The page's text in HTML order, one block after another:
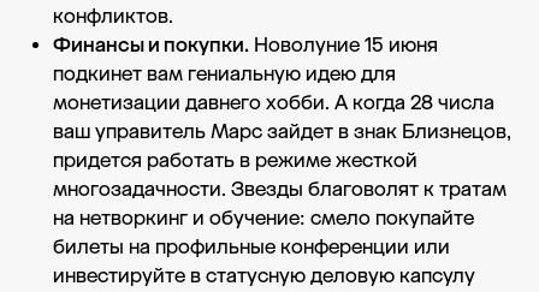
конфликтов.
Финансы и покупки. Новолуние 15 июня
подкинет вам гениальную идею для
монетизации давнего хобби. А когда 28 числа
ваш управитель Марс зайдет в знак Близнецов,
придется работать в режиме жесткой
многозадачности. Звезды благоволят к тратам
на нетворкинг и обучение: смело покупайте
билеты на профильные конференции или
инвестируйте в статусную деловую капсулу